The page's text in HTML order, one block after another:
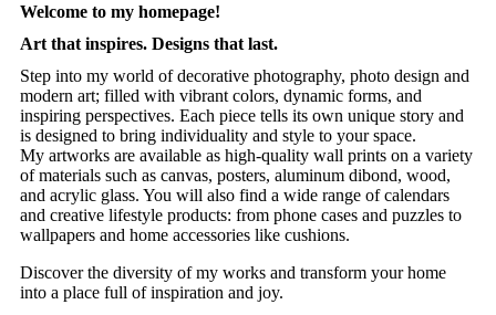
Welcome to my homepage!
Art that inspires. Designs that last.
Step into my world of decorative photography, photo design and
modern art; filled with vibrant colors, dynamic forms, and
inspiring perspectives. Each piece tells its own unique story and
is designed to bring individuality and style to your space.
My artworks are available as high-quality wall prints on a variety
of materials such as canvas, posters, aluminum dibond, wood,
and acrylic glass. You will also find a wide range of calendars
and creative lifestyle products: from phone cases and puzzles to
wallpapers and home accessories like cushions.
Discover the diversity of my works and transform your home
into a place full of inspiration and joy.